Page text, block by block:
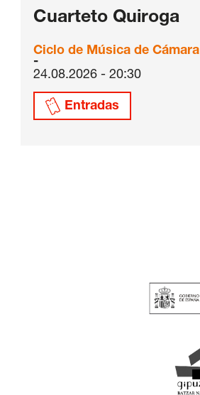
Cuarteto Quiroga
Ciclo de Música de Cámara
24.08.2026 - 20:30
Entradas